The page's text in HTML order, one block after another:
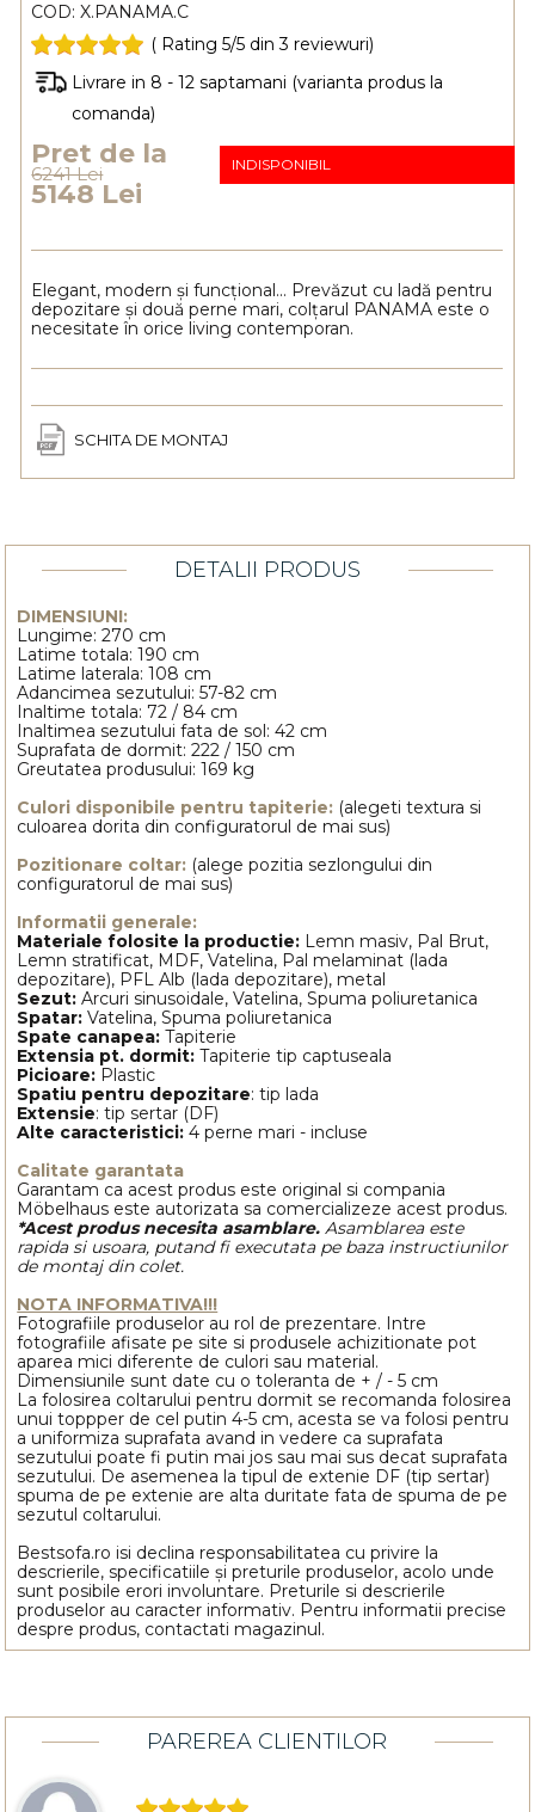
COD:X.PANAMA.C
( Rating 5/5 din 3 reviewuri)
Livrare in 8 - 12 saptamani (varianta produs la
comanda)
Pret de la
6241 Lei
5148 Lei
INDISPONIBIL
Elegant, modern și funcțional... Prevăzut cu ladă pentru
depozitare și două perne mari, colțarul PANAMA este o
necesitate în orice living contemporan.
SCHITA DE MONTAJ
DETALII PRODUS
DIMENSIUNI:
Lungime: 270 cm
Latime totala: 190 cm
Latime laterala: 108 cm
Adancimea sezutului: 57-82 cm
Inaltime totala: 72 / 84 cm
Inaltimea sezutului fata de sol: 42 cm
Suprafata de dormit: 222 / 150 cm
Greutatea produsului: 169 kg
Culori disponibile pentru tapiterie: (alegeti textura si
culoarea dorita din configuratorul de mai sus)
Pozitionare coltar: (alege pozitia sezlongului din
configuratorul de mai sus)
Informatii generale:
Materiale folosite la productie: Lemn masiv, Pal Brut,
Lemn stratificat, MDF, Vatelina, Pal melaminat (lada
depozitare), PFL Alb (lada depozitare), metal
Sezut:Arcuri sinusoidale, Vatelina, Spuma poliuretanica
Spatar: Vatelina, Spuma poliuretanica
Spate canapea: Tapiterie
Extensia pt. dormit: Tapiterie tip captuseala
Picioare: Plastic
Spatiu pentru depozitare: tip lada
Extensie: tip sertar (DF)
Alte caracteristici:4 perne mari - incluse
Calitate garantata
Garantam ca acest produs este original si compania
Möbelhaus este autorizata sa comercializeze acest produs.
*Acest produs necesita asamblare.Asamblarea este
rapida si usoara, putand fi executata pe baza instructiunilor
de montaj din colet.
NOTA INFORMATIVA!!!
Fotografiile produselor au rol de prezentare. Intre
fotografiile afisate pe site si produsele achizitionate pot
aparea mici diferente de culori sau material.
Dimensiunile sunt date cu o toleranta de + / - 5 cm
La folosirea coltarului pentru dormit se recomanda folosirea
unui toppper de cel putin 4-5 cm, acesta se va folosi pentru
a uniformiza suprafata avand in vedere ca suprafata
sezutului poate fi putin mai jos sau mai sus decat suprafata
sezutului. De asemenea la tipul de extenie DF (tip sertar)
spuma de pe extenie are alta duritate fata de spuma de pe
sezutul coltarului.
Bestsofa.ro isi declina responsabilitatea cu privire la
descrierile, specificatiile și preturile produselor, acolo unde
sunt posibile erori involuntare. Preturile si descrierile
produselor au caracter informativ. Pentru informatii precise
despre produs, contactati magazinul.
PAREREA CLIENTILOR